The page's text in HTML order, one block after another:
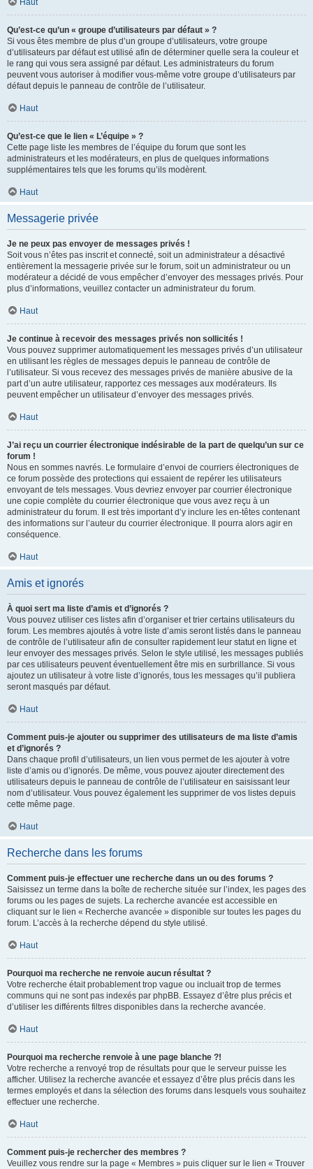
Haut
Qu’est-ce qu’un « groupe d’utilisateurs par défaut » ?
Si vous êtes membre de plus d’un groupe d’utilisateurs, votre groupe
d’utilisateurs par défaut est utilisé afin de déterminer quelle sera la couleur et
le rang qui vous sera assigné par défaut. Les administrateurs du forum
peuvent vous autoriser à modifier vous-même votre groupe d’utilisateurs par
défaut depuis le panneau de contrôle de l’utilisateur.
Haut
Qu’est-ce que le lien « L’équipe » ?
Cette page liste les membres de l’équipe du forum que sont les
administrateurs et les modérateurs, en plus de quelques informations
supplémentaires tels que les forums qu’ils modèrent.
Haut
Messagerie privée
Je ne peux pas envoyer de messages privés !
Soit vous n’êtes pas inscrit et connecté, soit un administrateur a désactivé
entièrement la messagerie privée sur le forum, soit un administrateur ou un
modérateur a décidé de vous empêcher d’envoyer des messages privés. Pour
plus d’informations, veuillez contacter un administrateur du forum.
Haut
Je continue à recevoir des messages privés non sollicités !
Vous pouvez supprimer automatiquement les messages privés d’un utilisateur
en utilisant les règles de messages depuis le panneau de contrôle de
l’utilisateur. Si vous recevez des messages privés de manière abusive de la
part d’un autre utilisateur, rapportez ces messages aux modérateurs. Ils
peuvent empêcher un utilisateur d’envoyer des messages privés.
Haut
J’ai reçu un courrier électronique indésirable de la part de quelqu’un sur ce
forum !
Nous en sommes navrés. Le formulaire d’envoi de courriers électroniques de
ce forum possède des protections qui essaient de repérer les utilisateurs
envoyant de tels messages. Vous devriez envoyer par courrier électronique
une copie complète du courrier électronique que vous avez reçu à un
administrateur du forum. Il est très important d’y inclure les en-têtes contenant
des informations sur l’auteur du courrier électronique. Il pourra alors agir en
conséquence.
Haut
Amis et ignorés
À quoi sert ma liste d’amis et d’ignorés ?
Vous pouvez utiliser ces listes afin d’organiser et trier certains utilisateurs du
forum. Les membres ajoutés à votre liste d’amis seront listés dans le panneau
de contrôle de l’utilisateur afin de consulter rapidement leur statut en ligne et
leur envoyer des messages privés. Selon le style utilisé, les messages publiés
par ces utilisateurs peuvent éventuellement être mis en surbrillance. Si vous
ajoutez un utilisateur à votre liste d’ignorés, tous les messages qu’il publiera
seront masqués par défaut.
Haut
Comment puis-je ajouter ou supprimer des utilisateurs de ma liste d’amis
et d’ignorés ?
Dans chaque profil d’utilisateurs, un lien vous permet de les ajouter à votre
liste d’amis ou d’ignorés. De même, vous pouvez ajouter directement des
utilisateurs depuis le panneau de contrôle de l’utilisateur en saisissant leur
nom d’utilisateur. Vous pouvez également les supprimer de vos listes depuis
cette même page.
Haut
Recherche dans les forums
Comment puis-je effectuer une recherche dans un ou des forums ?
Saisissez un terme dans la boîte de recherche située sur l’index, les pages des
forums ou les pages de sujets. La recherche avancée est accessible en
cliquant sur le lien « Recherche avancée » disponible sur toutes les pages du
forum. L’accès à la recherche dépend du style utilisé.
Haut
Pourquoi ma recherche ne renvoie aucun résultat ?
Votre recherche était probablement trop vague ou incluait trop de termes
communs qui ne sont pas indexés par phpBB. Essayez d’être plus précis et
d’utiliser les différents filtres disponibles dans la recherche avancée.
Haut
Pourquoi ma recherche renvoie à une page blanche ?!
Votre recherche a renvoyé trop de résultats pour que le serveur puisse les
afficher. Utilisez la recherche avancée et essayez d’être plus précis dans les
termes employés et dans la sélection des forums dans lesquels vous souhaitez
effectuer une recherche.
Haut
Comment puis-je rechercher des membres ?
Veuillez vous rendre sur la page « Membres » puis cliquer sur le lien « Trouver